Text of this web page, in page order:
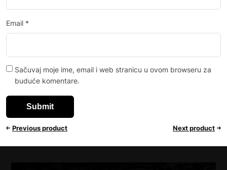
Email *
Sačuvaj moje ime, email i web stranicu u ovom browseru za
buduće komentare.
Previous product Next product